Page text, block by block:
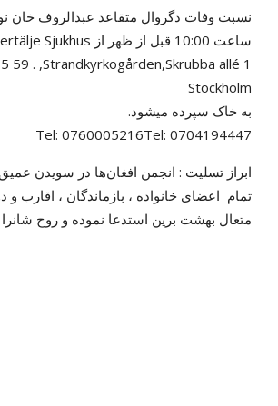
ساعت 10:00 قبل از ظهر از Södertälje Sjukhus برداشته شده و بعد از ادای نماز جنازه در حضیره مسلمانان واقع
Stockholm
به خاک سپرده میشود.
Tel: 0760005216Tel: 0704194447
ابراز تسلیت : انجمن افغان‌ها در سویدن
تمام اعضای خانواده ، بازماندگان ، اقارب
متعال بهشت برین استدعا نموده و روح